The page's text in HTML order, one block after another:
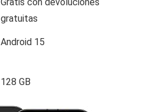
gratuitas
Android 15
128 GB